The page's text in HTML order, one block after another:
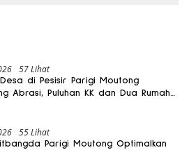
57 Lihat
di Pesisir Parigi Moutong
Abrasi, Puluhan KK dan Dua Rumah
55 Lihat
Parigi Moutong Optimalkan